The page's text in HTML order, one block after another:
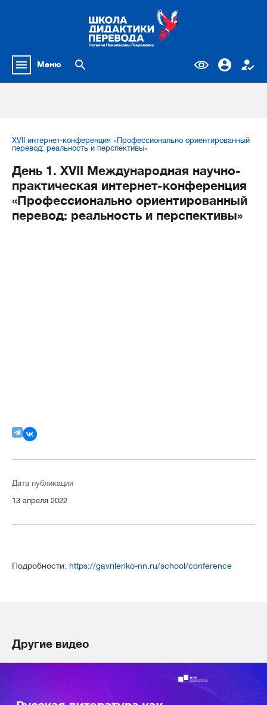
Меню
XVII интернет-конференция «Профессионально ориентированный
перевод: реальность и перспективы»
День 1. XVII Международная научно-
практическая интернет-конференция
«Профессионально ориентированный
перевод: реальность и перспективы»
Дата публикации
13 апреля 2022
Подробности: https://gavrilenko-nn.ru/school/conference
Другие видео